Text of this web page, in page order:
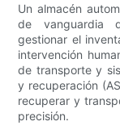
Un almacén
de vanguardia
gestionar el
intervención
de transporte y
y recuperación
recuperar y
precisión.